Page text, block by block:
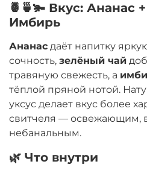
🍍🍵🫚 Вкус: Ананас
Имбирь
Ананас даёт напитку
сочность, зелёный чай
травяную свежесть, а
тёплой пряной нотой.
уксус делает вкус более
свитчеля — освежающим,
небанальным.
🌿 Что внутри